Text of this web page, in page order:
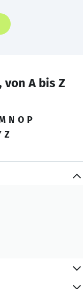
von A bis Z
N O P
Z